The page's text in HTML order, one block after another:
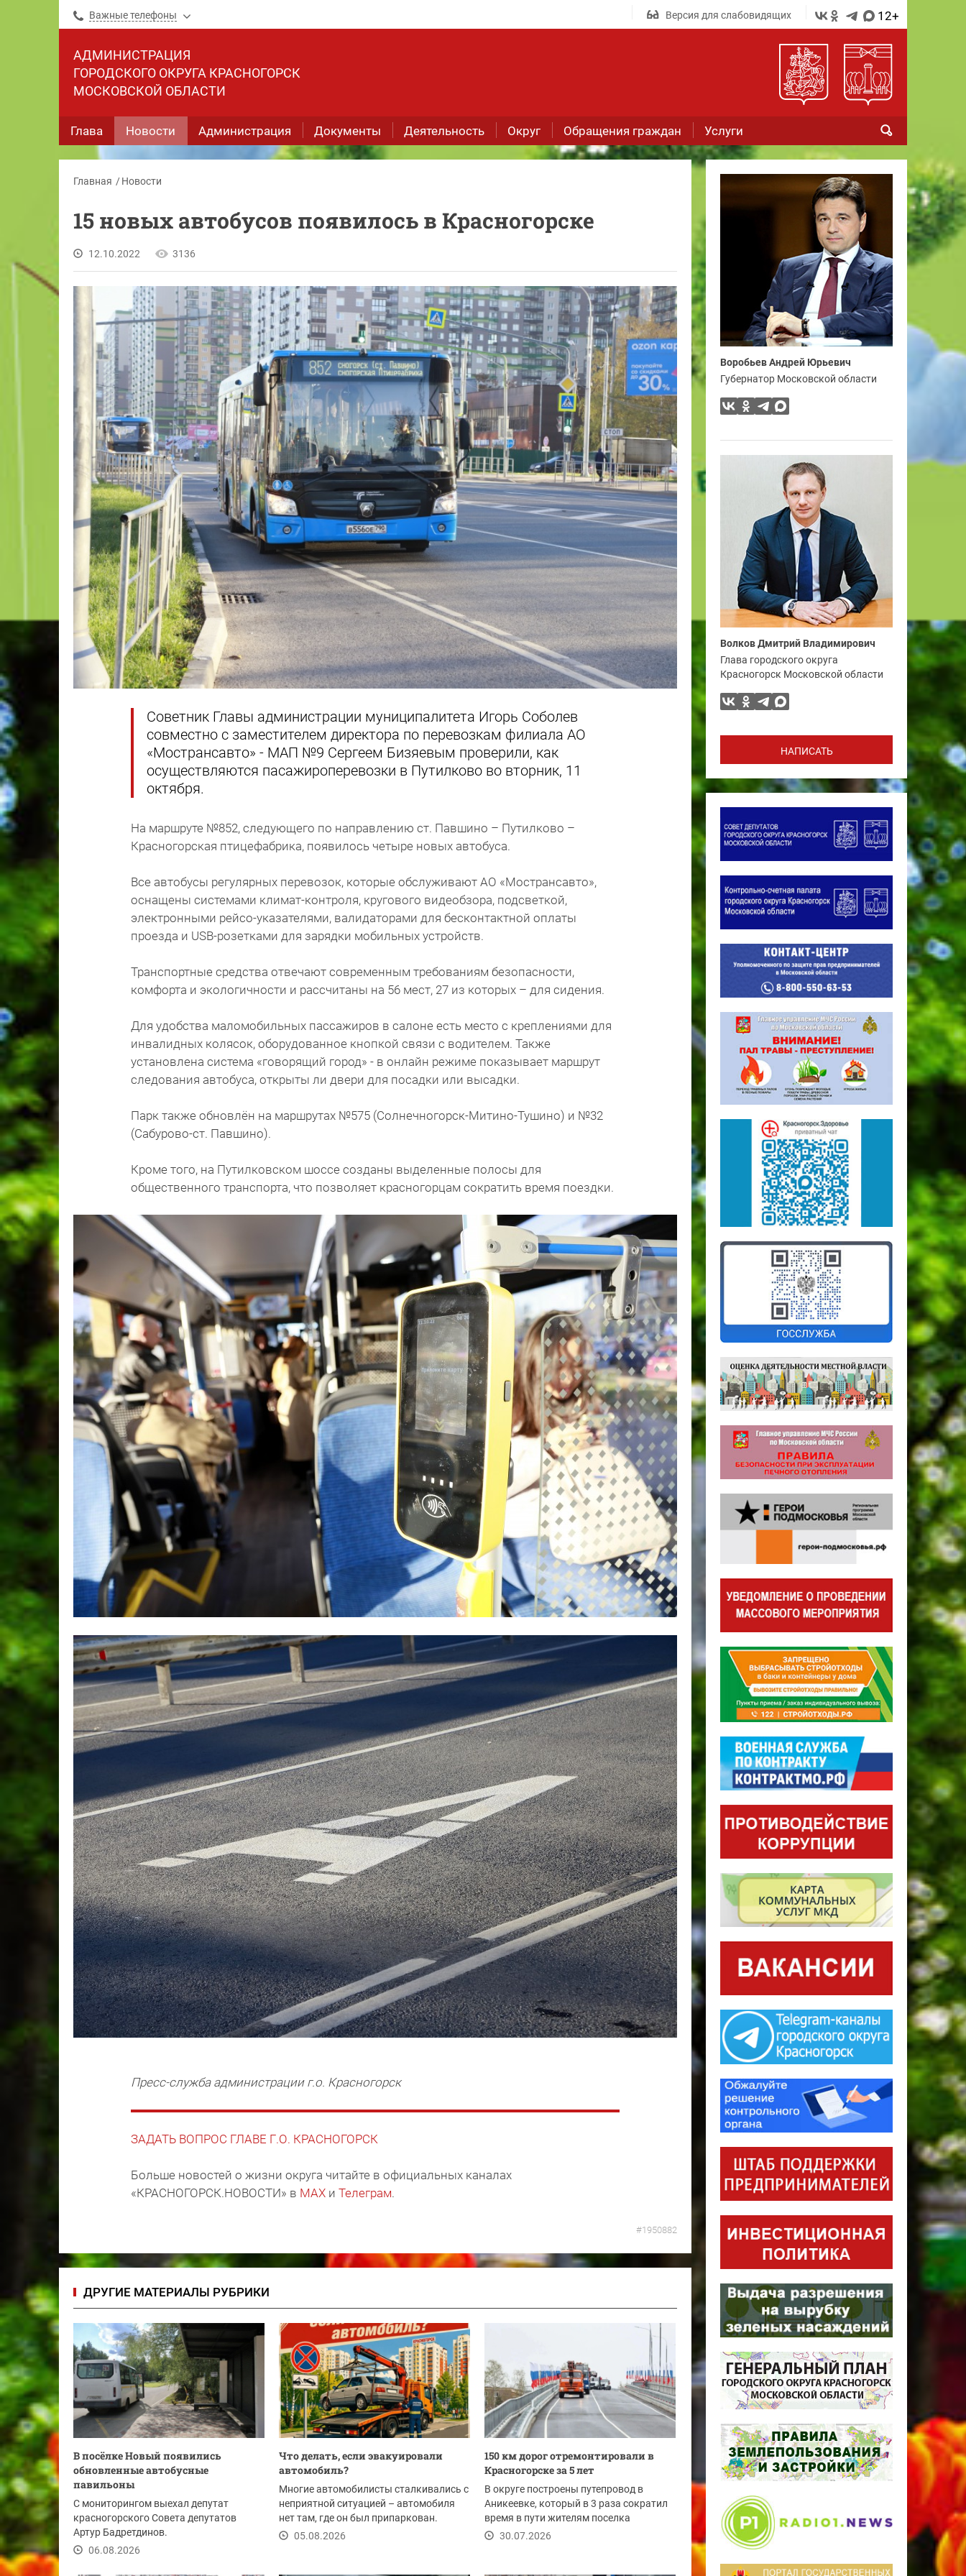
Важные телефоны Версия для слабовидящих 12+
АДМИНИСТРАЦИЯ
ГОРОДСКОГО ОКРУГА КРАСНОГОРСК
МОСКОВСКОЙ ОБЛАСТИ
Глава Новости Администрация Документы Деятельность Округ Обращения граждан Услуги
Главная Новости
15 новых автобусов появилось в Красногорске
12.10.2022 3136
Советник Главы администрации муниципалитета Игорь Соболев
совместно с заместителем директора по перевозкам филиала АО
«Мострансавто» - МАП №9 Сергеем Бизяевым проверили, как
осуществляются пасажироперевозки в Путилково во вторник, 11
октября.
На маршруте №852, следующего по направлению ст. Павшино – Путилково –
Красногорская птицефабрика, появилось четыре новых автобуса.
Все автобусы регулярных перевозок, которые обслуживают АО «Мострансавто»,
оснащены системами климат-контроля, кругового видеобзора, подсветкой,
электронными рейсо-указателями, валидаторами для бесконтактной оплаты
проезда и USB-розетками для зарядки мобильных устройств.
Транспортные средства отвечают современным требованиям безопасности,
комфорта и экологичности и рассчитаны на 56 мест, 27 из которых – для сидения.
Для удобства маломобильных пассажиров в салоне есть место с креплениями для
инвалидных колясок, оборудованное кнопкой связи с водителем. Также
установлена система «говорящий город» - в онлайн режиме показывает маршрут
следования автобуса, открыты ли двери для посадки или высадки.
Парк также обновлён на маршрутах №575 (Солнечногорск-Митино-Тушино) и №32
(Сабурово-ст. Павшино).
Кроме того, на Путилковском шоссе созданы выделенные полосы для
общественного транспорта, что позволяет красногорцам сократить время поездки.
Пресс-служба администрации г.о. Красногорск
ЗАДАТЬ ВОПРОС ГЛАВЕ Г.О. КРАСНОГОРСК
Больше новостей о жизни округа читайте в официальных каналах
«КРАСНОГОРСК.НОВОСТИ» в MAX и Телеграм.
#1950882
ДРУГИЕ МАТЕРИАЛЫ РУБРИКИ
В посёлке Новый появились
обновленные автобусные
павильоны
С мониторингом выехал депутат
красногорского Совета депутатов
Артур Бадретдинов.
06.08.2026
Что делать, если эвакуировали
автомобиль?
Многие автомобилисты сталкивались с
неприятной ситуацией – автомобиля
нет там, где он был припаркован.
Шансы на такое...
05.08.2026
150 км дорог отремонтировали в
Красногорске за 5 лет
В округе построены путепровод в
Аникеевке, который в 3 раза сократил
время в пути жителям поселка
Нахабино, а также...
30.07.2026
Воробьев Андрей Юрьевич
Губернатор Московской области
Волков Дмитрий Владимирович
Глава городского округа
Красногорск Московской области
НАПИСАТЬ